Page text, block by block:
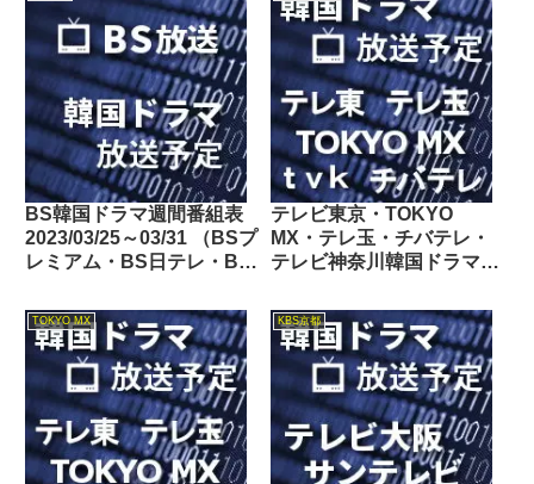
BS韓国ドラマ週間番組表
2023/03/25～03/31 （BSプ
レミアム・BS日テレ・BS
東・BSフジ）
テレビ東京・TOKYO
MX・テレ玉・チバテレ・
テレビ神奈川韓国ドラマ週
10/22
TOKYO MX KBS京都